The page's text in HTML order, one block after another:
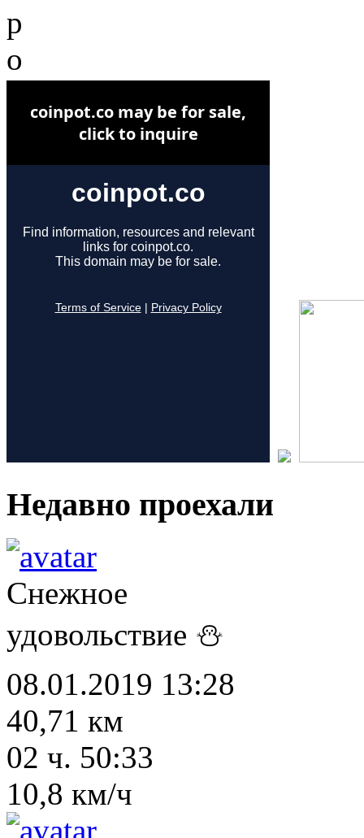
р
о
Недавно проехали
Снежное
удовольствие ⛄
08.01.2019 13:28
40,71 км
02 ч. 50:33
10,8 км/ч